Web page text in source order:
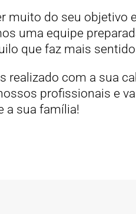
muito do seu objetivo
uma equipe
que faz mais
realizado com a sua
profissionais e
a sua família!